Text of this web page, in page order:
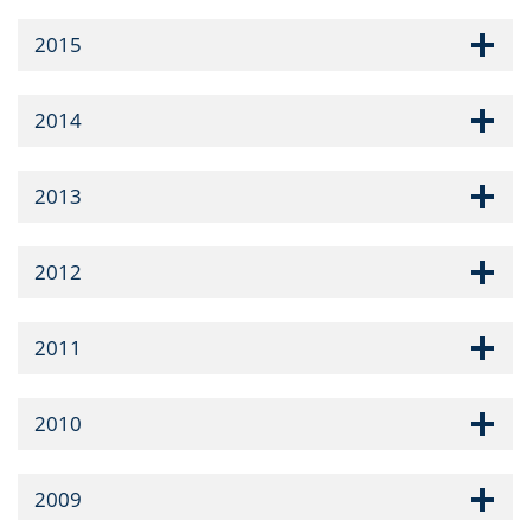
2015
2014
2013
2012
2011
2010
2009